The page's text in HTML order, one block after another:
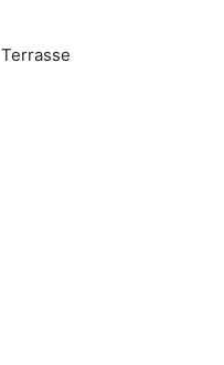
Terrasse